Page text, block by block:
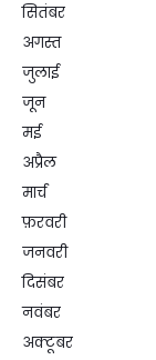
सितंबर
अगस्त
जुलाई
जून
मई
अप्रैल
मार्च
फ़रवरी
जनवरी
दिसंबर
नवंबर
अक्टूबर